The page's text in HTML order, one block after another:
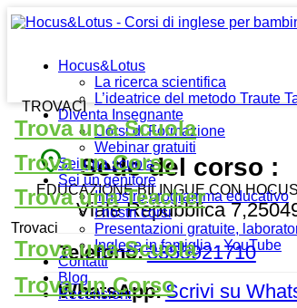
Hocus&Lotus
La ricerca scientifica
L’ideatrice del metodo Traute
Diventa Insegnante
Corsi di Formazione
Webinar gratuiti
Sei una scuola
Sei un genitore
Il nostro programma educativo
I nostri corsi
Presentazioni gratuite,
Inglese in famiglia - YouTube
Contatti
Blog
Recensioni
TROVACI
Trova una Scuola
Trova un Corso
Trova una Teacher
Trovaci
Trova una Scuola
Trova un Corso
place Sede del corso :
EDUCAZIONE BILINGUE CON
Viale Repubblica
Telefono:3355921710
WhatsApp:Scrivi su